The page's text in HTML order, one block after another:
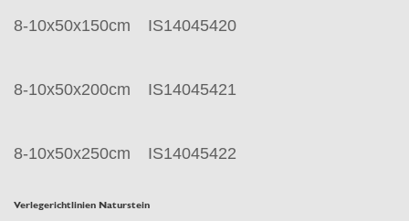
8-10x50x150cm IS14045420
8-10x50x200cm IS14045421
8-10x50x250cm IS14045422
Verlegerichtlinien Naturstein